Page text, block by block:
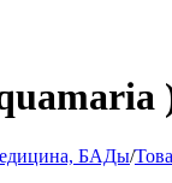
БАДы/